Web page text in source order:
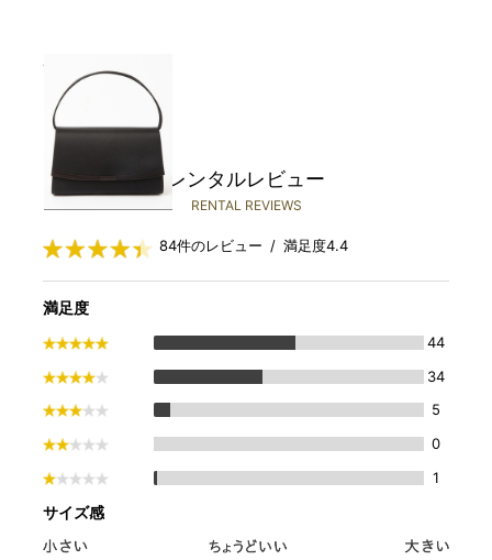
CARETTE
￥2,480(税込)～
レンタルレビュー
RENTAL REVIEWS
84件のレビュー / 満足度4.4
満足度
44
34
5
0
1
サイズ感